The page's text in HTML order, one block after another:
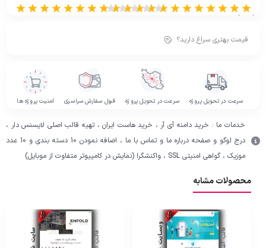
از 0 رای
قیمت بهتری سراغ دارید؟
سرعت در تحویل پروژه سرعت در تحویل پروژه قبول سفارش سراسری امنیت پروژه ها
خدمات ما : خرید دامنه آی آر ، خرید هاست ایران ، تهیه قالب اصلی لایسنس دار ،
درج لوگو و صفحه درباره ما و تماس با ما ، اضافه نمودن 10 دسته بندی و 10 عدد
موزیک ، گواهی امنیتی SSL ، واکنشگرا (نمایش در کامپیوتر متفاوت از موبایل)
محصولات مشابه